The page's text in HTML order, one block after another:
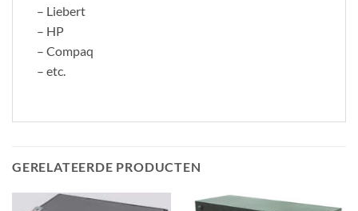
– Liebert
– HP
– Compaq
– etc.
GERELATEERDE PRODUCTEN